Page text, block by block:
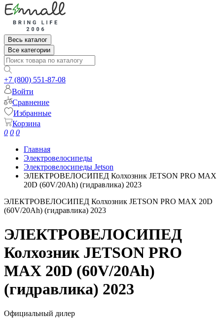
Весь каталог
Все категории
+7 (800) 551-87-08
Войти
Сравнение
Избранные
Корзина
0 0 0
Главная
Электровелосипеды
Электровелосипеды Jetson
ЭЛЕКТРОВЕЛОСИПЕД Колхозник JETSON PRO MAX
20D (60V/20Ah) (гидравлика) 2023
ЭЛЕКТРОВЕЛОСИПЕД Колхозник JETSON PRO MAX 20D
(60V/20Ah) (гидравлика) 2023
ЭЛЕКТРОВЕЛОСИПЕД
Колхозник JETSON PRO
MAX 20D (60V/20Ah)
(гидравлика) 2023
Официальный дилер